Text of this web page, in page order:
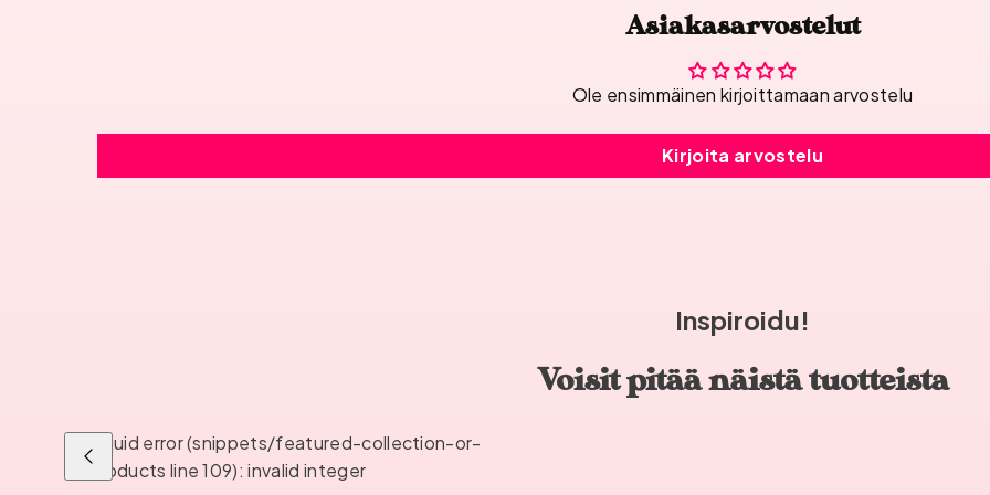
Asiakasarvostelut
Ole ensimmäinen kirjoittamaan arvostelu
Kirjoita arvostelu
Inspiroidu!
Voisit pitää näistä tuotteista
Liquid error (snippets/featured-collection-or-
products line 109): invalid integer
Liu'uta
vasemmalle